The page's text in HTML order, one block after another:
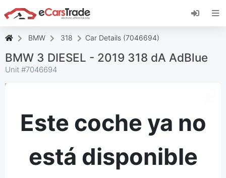
Instala la aplicación web de eCarsTrade,
añádela a tu pantalla de inicio y recibe
BMW 318 Car Details (7046694)
BMW 3 DIESEL - 2019 318 dA AdBlue
Unit #7046694
Este coche ya no
está disponible